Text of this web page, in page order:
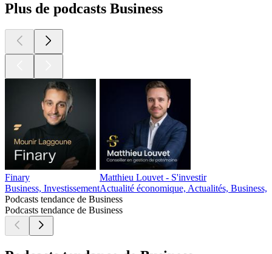
Plus de podcasts Business
Finary
Business, Investissement
Matthieu Louvet - S'investir
Actualité économique, Actualités, Business,
Podcasts tendance de Business
Podcasts tendance de Business